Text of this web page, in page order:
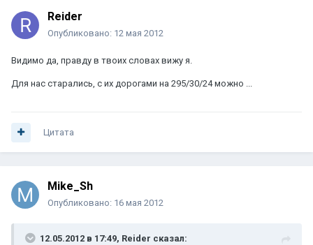
Reider
Опубликовано: 12 мая 2012
Видимо да, правду в твоих словах вижу я.
Для нас старались, с их дорогами на 295/30/24 можно ...
Цитата
Mike_Sh
Опубликовано: 16 мая 2012
12.05.2012 в 17:49, Reider сказал: